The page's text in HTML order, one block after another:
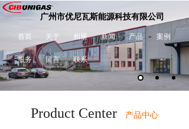
首页 关于 相册 新闻 产品 案例
服务 留言 联系
广州市优尼瓦斯能源科技有限公司
Product Center 产品中心